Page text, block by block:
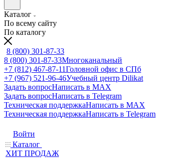
Каталог
По всему сайту
По каталогу
8 (800) 301-87-33
8 (800) 301-87-33Многоканальный
+7 (812) 467-87-11Головной офис в СПб
+7 (967) 521-96-46Учебный центр Dilikat
Задать вопросНаписать в MAX
Задать вопросНаписать в Telegram
Техническая поддержкаНаписать в MAX
Техническая поддержкаНаписать в Telegram
Войти
Каталог
ХИТ ПРОДАЖ